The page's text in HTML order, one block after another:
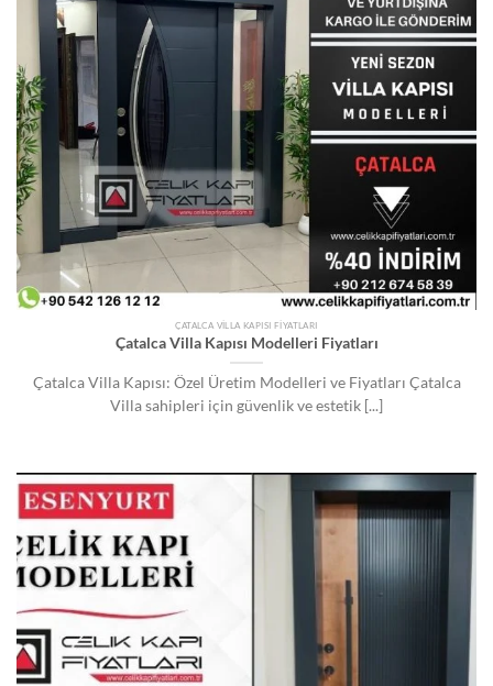
ÇATALCA VILLA KAPISI FIYATLARI
Çatalca Villa Kapısı Modelleri Fiyatları
Çatalca Villa Kapısı: Özel Üretim Modelleri ve Fiyatları Çatalca
Villa sahipleri için güvenlik ve estetik [...]